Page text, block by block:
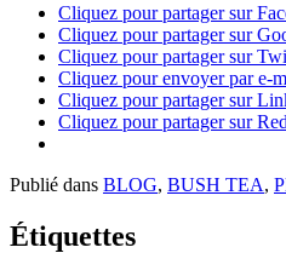
Cliquez pour partager sur
Cliquez pour partager sur
Cliquez pour partager sur
Cliquez pour envoyer par e-
Cliquez pour partager sur
Cliquez pour partager sur
Publié dans BLOG, BUSH TEA,
Étiquettes